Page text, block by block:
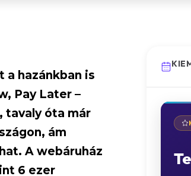
a hazánkban is
Pay Later –
tavaly óta már
ám
A webáruház
6 ezer